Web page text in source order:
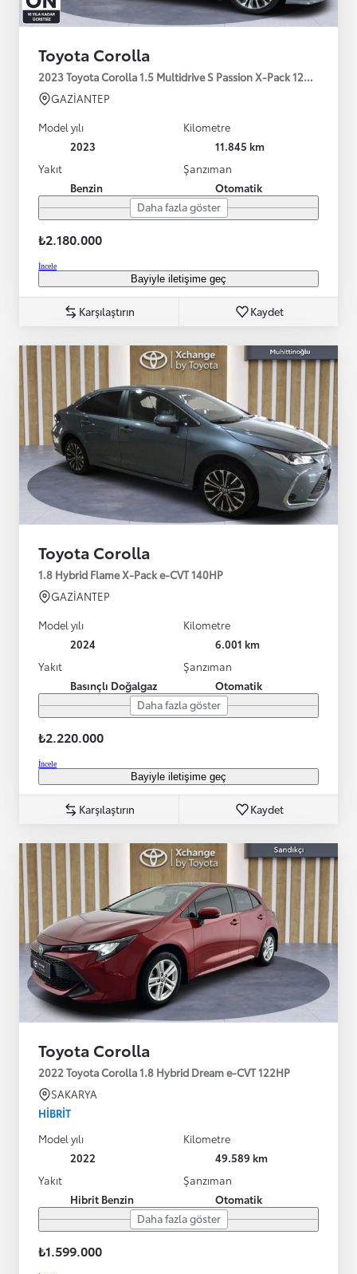
Toyota Corolla
2023 Toyota Corolla 1.5 Multidrive S Passion X-Pack 125HP
GAZİANTEP
Model yılı
2023
Kilometre
11.845 km
Yakıt
Benzin
Şanzıman
Otomatik
Daha fazla göster
₺2.180.000
İncele
Bayiyle iletişime geç
Karşılaştırın Kaydet
Toyota Corolla
1.8 Hybrid Flame X-Pack e-CVT 140HP
GAZİANTEP
Model yılı
2024
Kilometre
6.001 km
Yakıt
Basınçlı Doğalgaz
Şanzıman
Otomatik
Daha fazla göster
₺2.220.000
İncele
Bayiyle iletişime geç
Karşılaştırın Kaydet
Toyota Corolla
2022 Toyota Corolla 1.8 Hybrid Dream e-CVT 122HP
SAKARYA
HIBRIT
Model yılı
2022
Kilometre
49.589 km
Yakıt
Hibrit Benzin
Şanzıman
Otomatik
Daha fazla göster
₺1.599.000